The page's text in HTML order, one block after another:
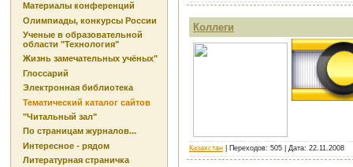
Материалы конференций
Олимпиады, конкурсы России
Ученые в образовательной
области "Технология"
Жизнь замечательных учёных"
Глоссарий
Электронная библиотека
Тематический каталог сайтов
"Читальный зал"
По страницам журналов...
Интересное - рядом
Литературная страничка
Коллеги
Казахстан | Переходов: 505 | Дата: 22.11.2008